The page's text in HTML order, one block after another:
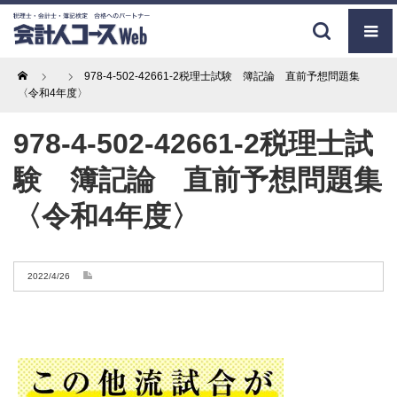
Home
978-4-502-42661-2税理士試験 簿記論 直前予想問題集
〈令和4年度〉
978-4-502-42661-2税理士試
験 簿記論 直前予想問題集
〈令和4年度〉
2022/4/26